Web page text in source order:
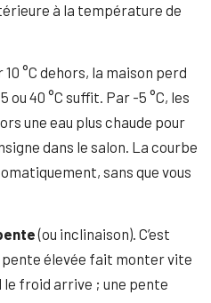
à la température de
°C dehors, la maison perd
ou 40 °C suffit. Par -5 °C, les
une eau plus chaude pour
dans le salon. La courbe
sans que vous
(ou inclinaison). C’est
pente élevée fait monter vite
le froid arrive ; une pente